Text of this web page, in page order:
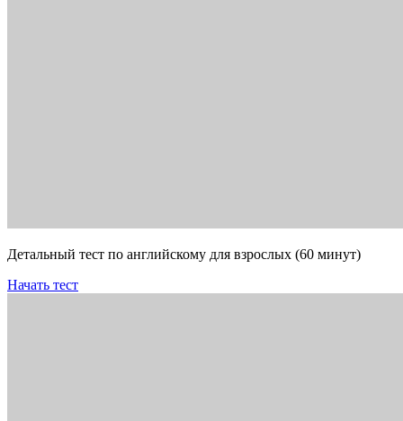
Детальный тест по английскому для взрослых (60 минут)
Начать тест